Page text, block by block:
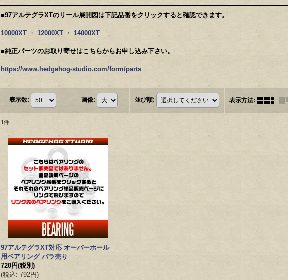
■97アルテグラXTのリール展開図は下記品番をクリックすると確認できます。
10000XT ・12000XT ・14000XT
■純正パーツのお取り寄せはこちらからお申し込み下さい。
https://www.hedgehog-studio.com/form/parts
表示数: 画像: 並び順: 表示方法:
1件
97アルテグラXT対応 オーバーホール
用ベアリング バラ売り
720円(税別)
(税込: 792円)